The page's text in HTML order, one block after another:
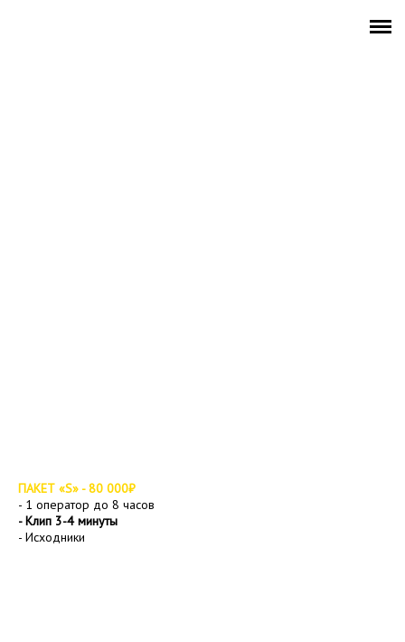
ПАКЕТ «S» - 80 000₽
- 1 оператор до 8 часов
- Клип 3-4 минуты
- Исходники